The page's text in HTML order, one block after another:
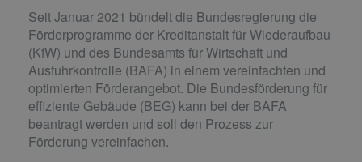
Seit Januar 2021 bündelt die Bundesregierung die
Förderprogramme der Kreditanstalt für Wiederaufbau
(KfW) und des Bundesamts für Wirtschaft und
Ausfuhrkontrolle (BAFA) in einem vereinfachten und
optimierten Förderangebot. Die Bundesförderung für
effiziente Gebäude (BEG) kann bei der BAFA
beantragt werden und soll den Prozess zur
Förderung vereinfachen.